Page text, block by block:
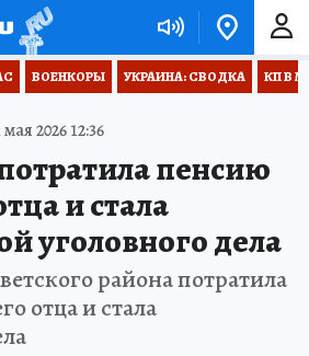
ВОЕНКОРЫ УКРАИНА: СВОДКА КП В
мая 2026 12:36
пенсию
и стала
уголовного дела
района потратила
отца и стала